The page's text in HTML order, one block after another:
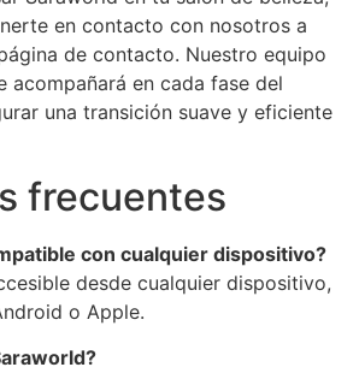
en contacto con nosotros a
de contacto. Nuestro equipo
acompañará en cada fase del
una transición suave y eficiente
frecuentes
con cualquier dispositivo?
desde cualquier dispositivo,
o Apple.